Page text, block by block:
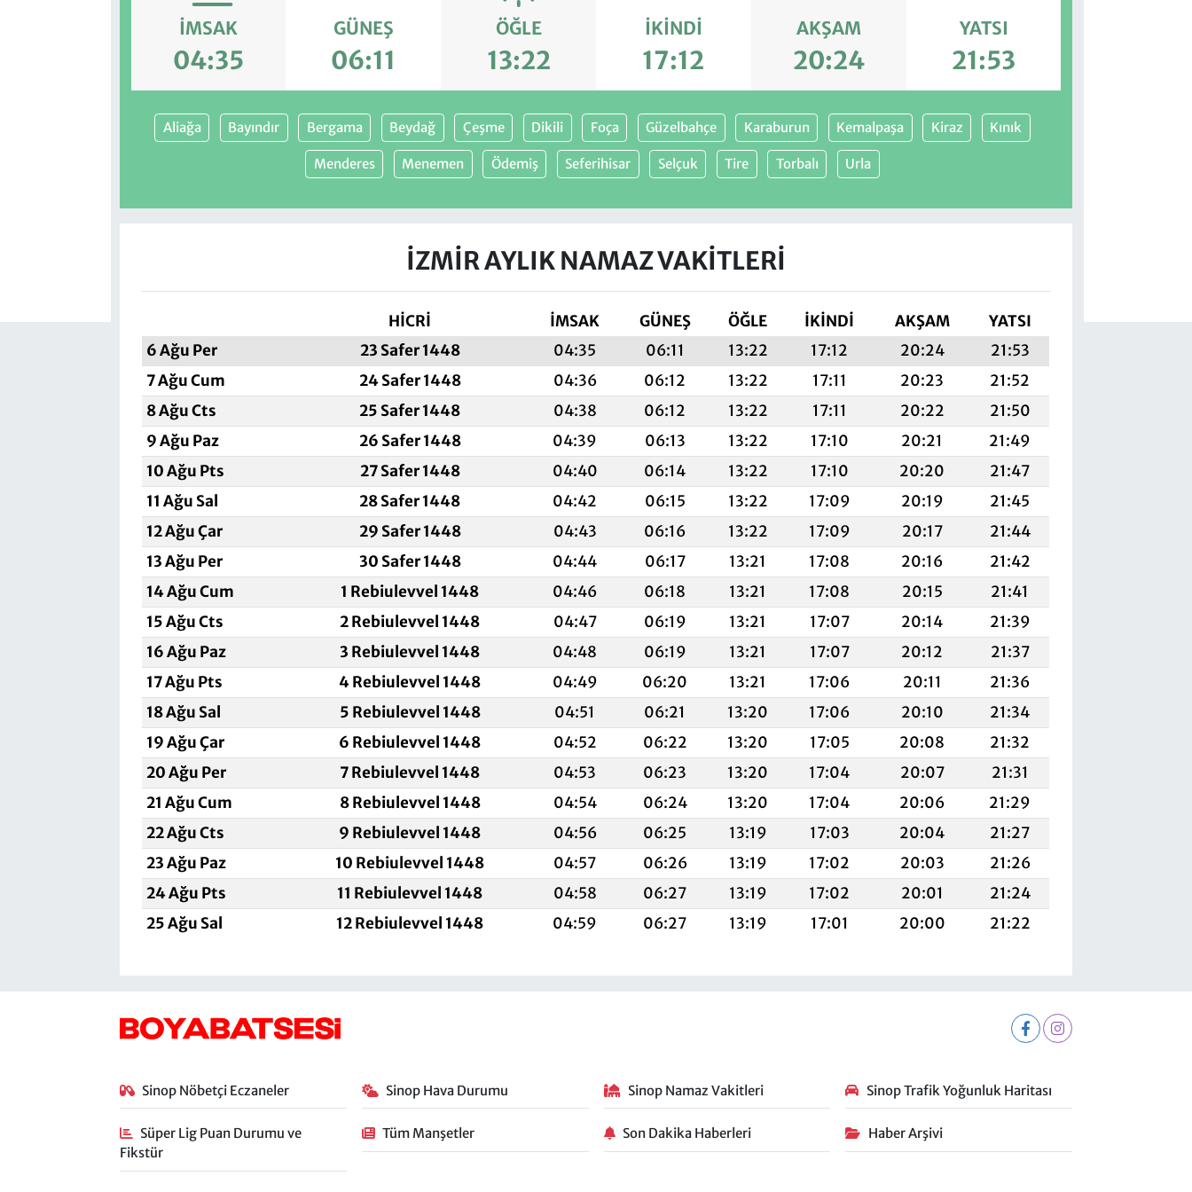
İMSAK
04:35
GÜNEŞ
06:11
ÖĞLE
13:22
İKINDI
17:12
AKŞAM
20:24
YATSI
21:53
Aliağa Bayındır Bergama Beydağ Çeşme Dikili Foça Güzelbahçe Karaburun Kemalpaşa Kiraz Kınık
Menderes Menemen Ödemiş Seferihisar Selçuk Tire Torbalı Urla
İZMIR AYLIK NAMAZ VAKITLERI
HİCRİ İMSAK GÜNEŞ ÖĞLE İKINDI AKŞAM
YATSI
6 Ağu Per
23 Safer 1448 04:35 06:11 13:22 17:12 20:24
21:53
7 Ağu Cum
24 Safer 1448 04:36 06:12 13:22 17:11 20:23
21:52
8 Ağu Cts
25 Safer 1448 04:38 06:12 13:22 17:11 20:22
21:50
9 Ağu Paz
26 Safer 1448 04:39 06:13 13:22 17:10 20:21
21:49
10 Ağu Pts
27 Safer 1448 04:40 06:14 13:22 17:10 20:20
21:47
11 Ağu Sal
28 Safer 1448 04:42 06:15 13:22 17:09 20:19
21:45
12 Ağu Çar
29 Safer 1448 04:43 06:16 13:22 17:09 20:17
21:44
13 Ağu Per
30 Safer 1448 04:44 06:17 13:21 17:08 20:16
21:42
14 Ağu Cum
1 Rebiulevvel 1448 04:46 06:18 13:21 17:08 20:15
21:41
15 Ağu Cts
2 Rebiulevvel 1448 04:47 06:19 13:21 17:07 20:14
21:39
16 Ağu Paz
3 Rebiulevvel 1448 04:48 06:19 13:21 17:07 20:12
21:37
17 Ağu Pts
4 Rebiulevvel 1448 04:49 06:20 13:21 17:06 20:11
21:36
18 Ağu Sal
5 Rebiulevvel 1448 04:51 06:21 13:20 17:06 20:10
21:34
19 Ağu Çar
6 Rebiulevvel 1448 04:52 06:22 13:20 17:05 20:08
21:32
20 Ağu Per
7 Rebiulevvel 1448 04:53 06:23 13:20 17:04 20:07
21:31
21 Ağu Cum
8 Rebiulevvel 1448 04:54 06:24 13:20 17:04 20:06
21:29
22 Ağu Cts
9 Rebiulevvel 1448 04:56 06:25 13:19 17:03 20:04
21:27
23 Ağu Paz
10 Rebiulevvel 1448 04:57 06:26 13:19 17:02 20:03
21:26
24 Ağu Pts
11 Rebiulevvel 1448 04:58 06:27 13:19 17:02 20:01
21:24
25 Ağu Sal
12 Rebiulevvel 1448 04:59 06:27 13:19 17:01 20:00 21:22
Sinop Nöbetçi Eczaneler Sinop Hava Durumu Sinop Namaz Vakitleri Sinop Trafik Yoğunluk Haritası
Süper Lig Puan Durumu ve
Fikstür
Tüm Manşetler Son Dakika Haberleri Haber Arşivi